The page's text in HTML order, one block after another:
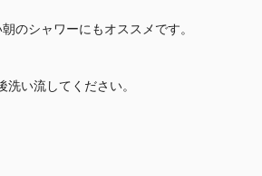
のシャワーにもオススメです。
い流してください。